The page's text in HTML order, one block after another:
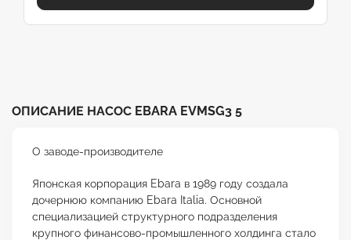
ОПИСАНИЕ НАСОС EBARA EVMSG3 5
О заводе-производителе
Японская корпорация Ebara в 1989 году создала
дочернюю компанию Ebara Italia. Основной
специализацией структурного подразделения
крупного финансово-промышленного холдинга стало